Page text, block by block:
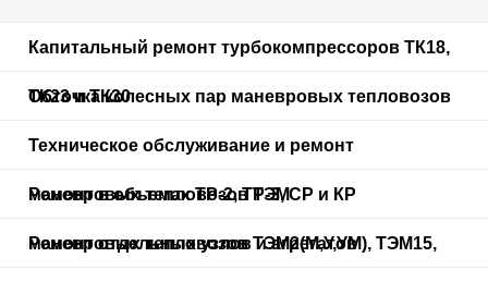
Капитальный ремонт турбокомпрессоров ТК18,
ТК23 и ТК30
Обточка колесных пар маневровых тепловозов
Техническое обслуживание и ремонт
маневровых тепловозов ТЭМ
Ремонт в объемах ТР-2, ТР-3, СР и КР
маневровых тепловозов ТЭМ2(М,У,УМ), ТЭМ15,
Ремонт отдельных узлов и агрегатов